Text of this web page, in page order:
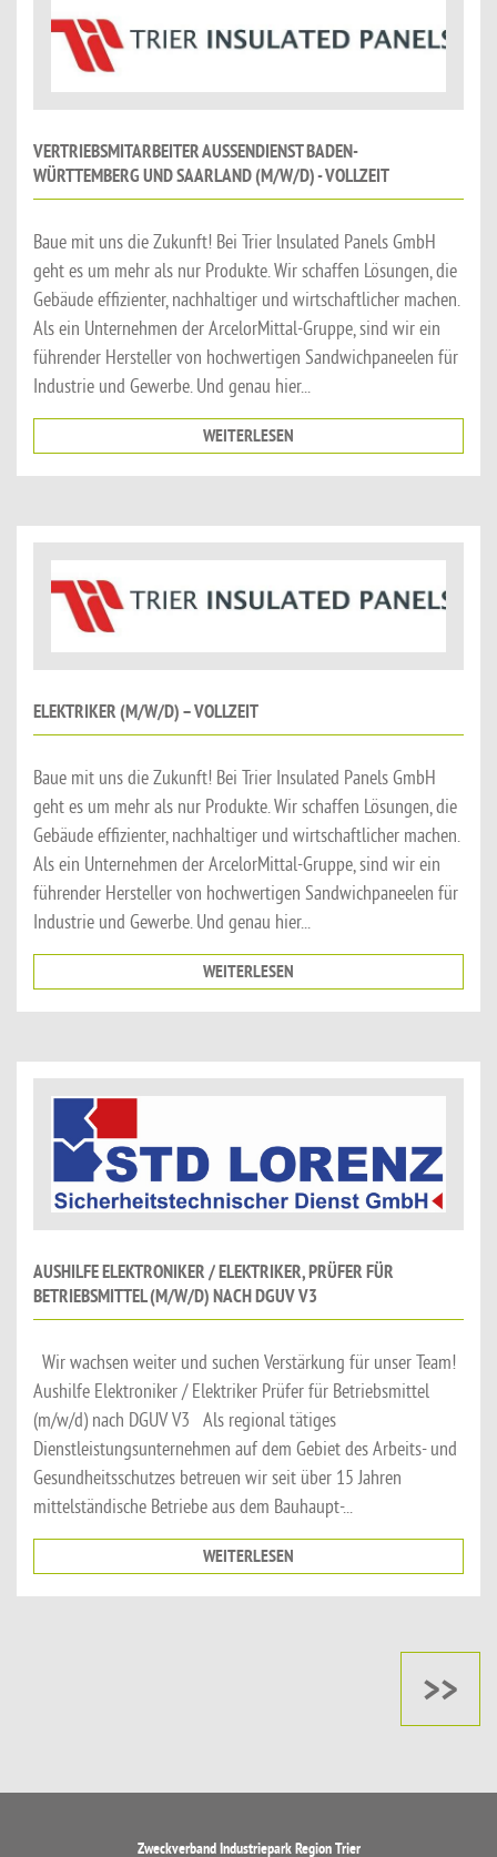
VERTRIEBSMITARBEITER AUSSENDIENST BADEN-W
ÜRTTEMBERG UND SAARLAND (M/W/D) - VOLLZEIT
Baue mit uns die Zukunft! Bei Trier lnsulated Panels GmbH
geht es um mehr als nur Produkte. Wir schaffen Lösungen, die
Gebäude effizienter, nachhaltiger und wirtschaftlicher machen.
Als ein Unternehmen der ArcelorMittal-Gruppe, sind wir ein
führender Hersteller von hochwertigen Sandwichpaneelen für
Industrie und Gewerbe. Und genau hier...
WEITERLESEN
ELEKTRIKER (M/W/D) – VOLLZEIT
Baue mit uns die Zukunft! Bei Trier Insulated Panels GmbH
geht es um mehr als nur Produkte. Wir schaffen Lösungen, die
Gebäude effizienter, nachhaltiger und wirtschaftlicher machen.
Als ein Unternehmen der ArcelorMittal-Gruppe, sind wir ein
führender Hersteller von hochwertigen Sandwichpaneelen für
Industrie und Gewerbe. Und genau hier...
WEITERLESEN
AUSHILFE ELEKTRONIKER / ELEKTRIKER, PRÜFER FÜR
BETRIEBSMITTEL (M/W/D) NACH DGUV V3
Wir wachsen weiter und suchen Verstärkung für unser Team!
Aushilfe Elektroniker / Elektriker Prüfer für Betriebsmittel
(m/w/d) nach DGUV V3 Als regional tätiges
Dienstleistungsunternehmen auf dem Gebiet des Arbeits- und
Gesundheitsschutzes betreuen wir seit über 15 Jahren
mittelständische Betriebe aus dem Bauhaupt-...
WEITERLESEN
>>
Zweckverband Industriepark Region Trier